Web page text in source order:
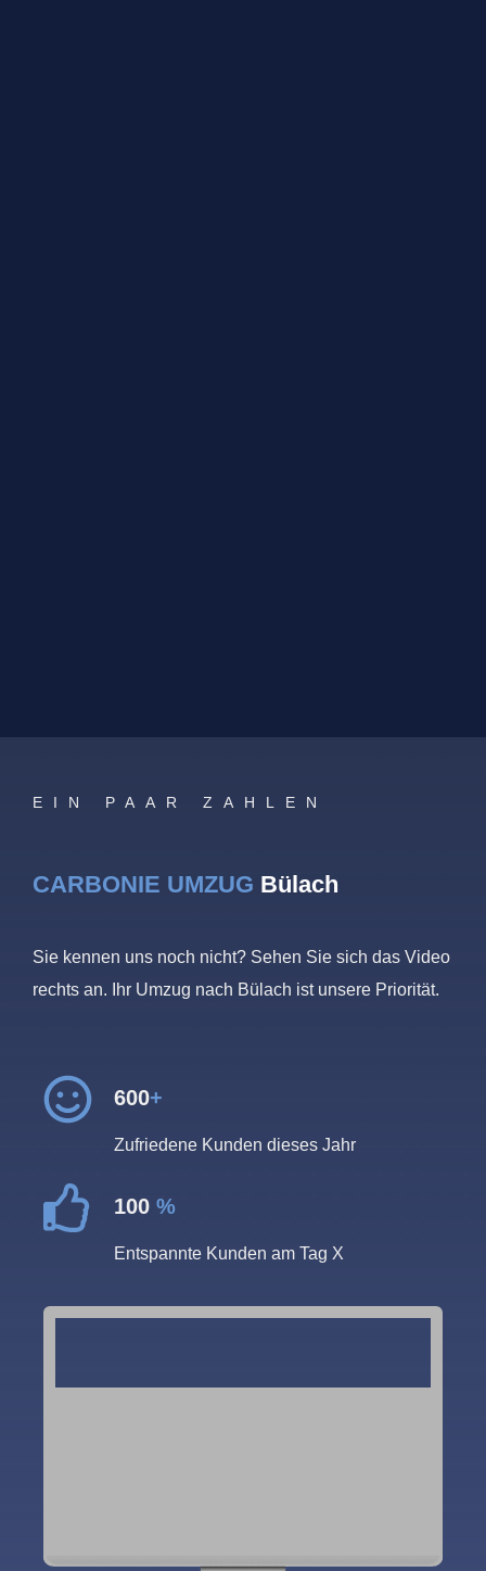
EIN PAAR ZAHLEN
CARBONIE UMZUG Bülach
Sie kennen uns noch nicht? Sehen Sie sich das Video
rechts an. Ihr Umzug nach Bülach ist unsere Priorität.
600+
Zufriedene Kunden dieses Jahr
100 %
Entspannte Kunden am Tag X